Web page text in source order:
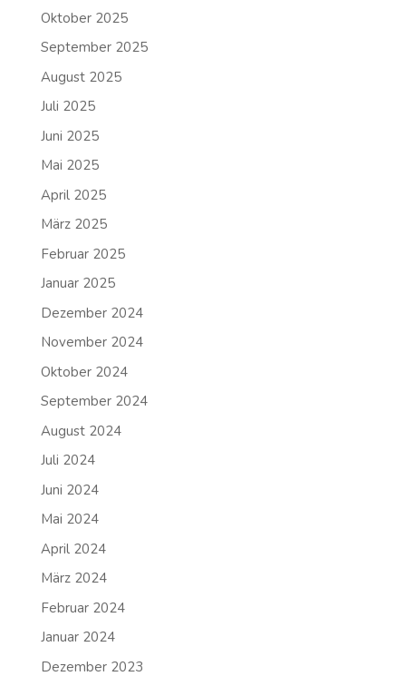
Oktober 2025
September 2025
August 2025
Juli 2025
Juni 2025
Mai 2025
April 2025
März 2025
Februar 2025
Januar 2025
Dezember 2024
November 2024
Oktober 2024
September 2024
August 2024
Juli 2024
Juni 2024
Mai 2024
April 2024
März 2024
Februar 2024
Januar 2024
Dezember 2023